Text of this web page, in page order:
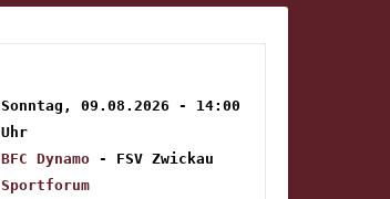
Sonntag, 09.08.2026 - 14:00
Uhr
BFC Dynamo - FSV Zwickau
Sportforum